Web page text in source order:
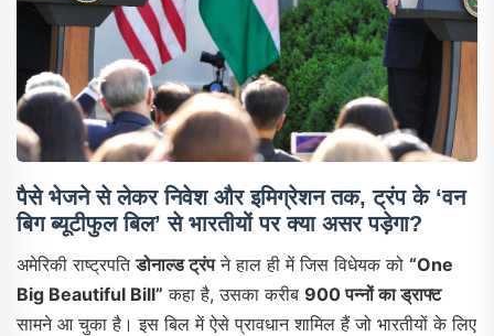
पैसे भेजने से लेकर निवेश और इमिग्रेशन तक, ट्रंप के ‘वन
बिग ब्यूटीफुल बिल’ से भारतीयों पर क्या असर पड़ेगा?
अमेरिकी राष्ट्रपतिडोनाल्ड ट्रंपने हाल ही में जिस विधेयक को “One
Big Beautiful Bill” कहा है, उसका करीब 900 पन्नों का ड्राफ्ट
सामने आ चुका है। इस बिल में ऐसे प्रावधान शामिल हैं जो भारतीयों के लिए